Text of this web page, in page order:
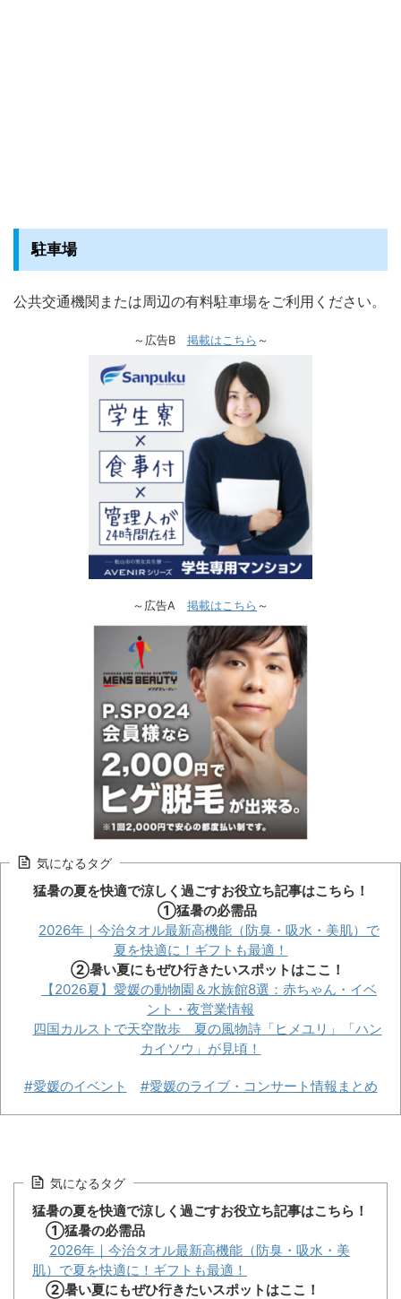
駐車場
公共交通機関または周辺の有料駐車場をご利用ください。
～広告B 掲載はこちら ～
～広告A 掲載はこちら ～
気になるタグ
猛暑の夏を快適で涼しく過ごすお役立ち記事はこちら！
①猛暑の必需品
2026年｜今治タオル最新高機能（防臭・吸水・美肌）で
夏を快適に！ギフトも最適！
②暑い夏にもぜひ行きたいスポットはここ！
【2026夏】愛媛の動物園＆水族館8選：赤ちゃん・イベ
ント・夜営業情報
四国カルストで天空散歩 夏の風物詩「ヒメユリ」「ハン
カイソウ」が見頃！
#愛媛のイベント #愛媛のライブ・コンサート情報まとめ
気になるタグ
猛暑の夏を快適で涼しく過ごすお役立ち記事はこちら！
①猛暑の必需品
2026年｜今治タオル最新高機能（防臭・吸水・美
肌）で夏を快適に！ギフトも最適！
②暑い夏にもぜひ行きたいスポットはここ！